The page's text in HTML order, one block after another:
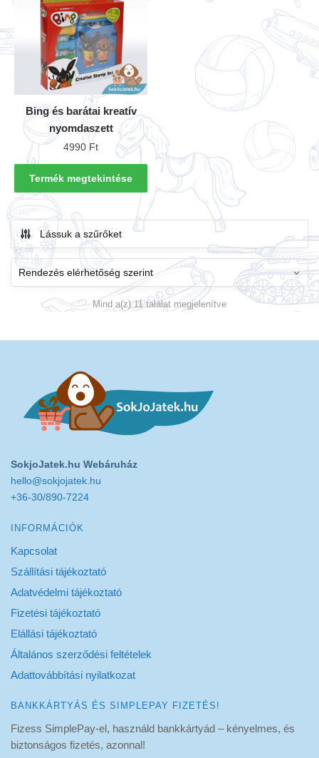
Bing és barátai kreatív
nyomdaszett
4990 Ft
Termék megtekintése
Lássuk a szűrőket
Mind a(z) 11 találat megjelenítve
SokjoJatek.hu Webáruház
hello@sokjojatek.hu
+36-30/890-7224
INFORMÁCIÓK
Kapcsolat
Szállítási tájékoztató
Adatvédelmi tájékoztató
Fizetési tájékoztató
Elállási tájékoztató
Általános szerződési feltételek
Adattovábbítási nyilatkozat
BANKKÁRTYÁS ÉS SIMPLEPAY FIZETÉS!
Fizess SimplePay-el, használd bankkártyád – kényelmes, és
biztonságos fizetés, azonnal!